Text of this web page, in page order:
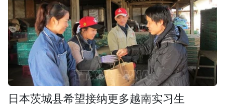
日本茨城县希望接纳更多越南实习生